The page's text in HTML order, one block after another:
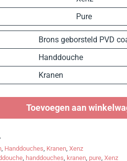
Pure
Brons geborsteld PVD
Handdouche
Kranen
Toevoegen aan
, Handdouches, Kranen, Xenz
, handdouches, kranen, pure, Xenz